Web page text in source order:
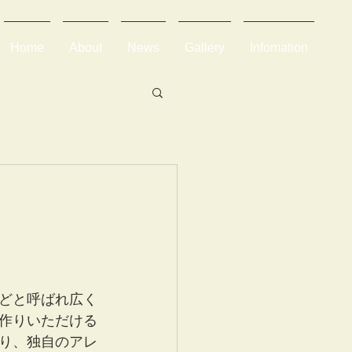
Home About News Gallery Infomation
と呼ばれ広く
りいただける
、独自のアレ